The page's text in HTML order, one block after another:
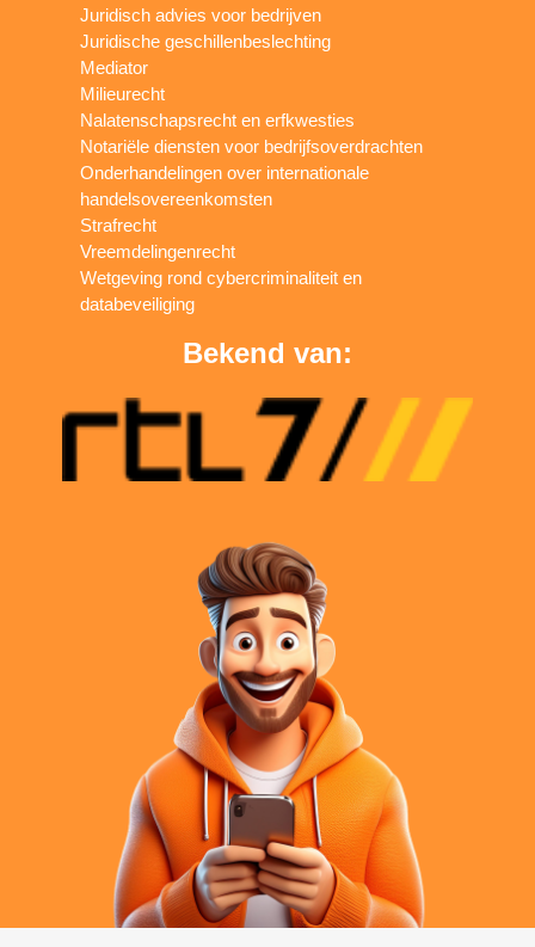
Juridisch advies voor bedrijven
Juridische geschillenbeslechting
Mediator
Milieurecht
Nalatenschapsrecht en erfkwesties
Notariële diensten voor bedrijfsoverdrachten
Onderhandelingen over internationale
handelsovereenkomsten
Strafrecht
Vreemdelingenrecht
Wetgeving rond cybercriminaliteit en
databeveiliging
Bekend van: